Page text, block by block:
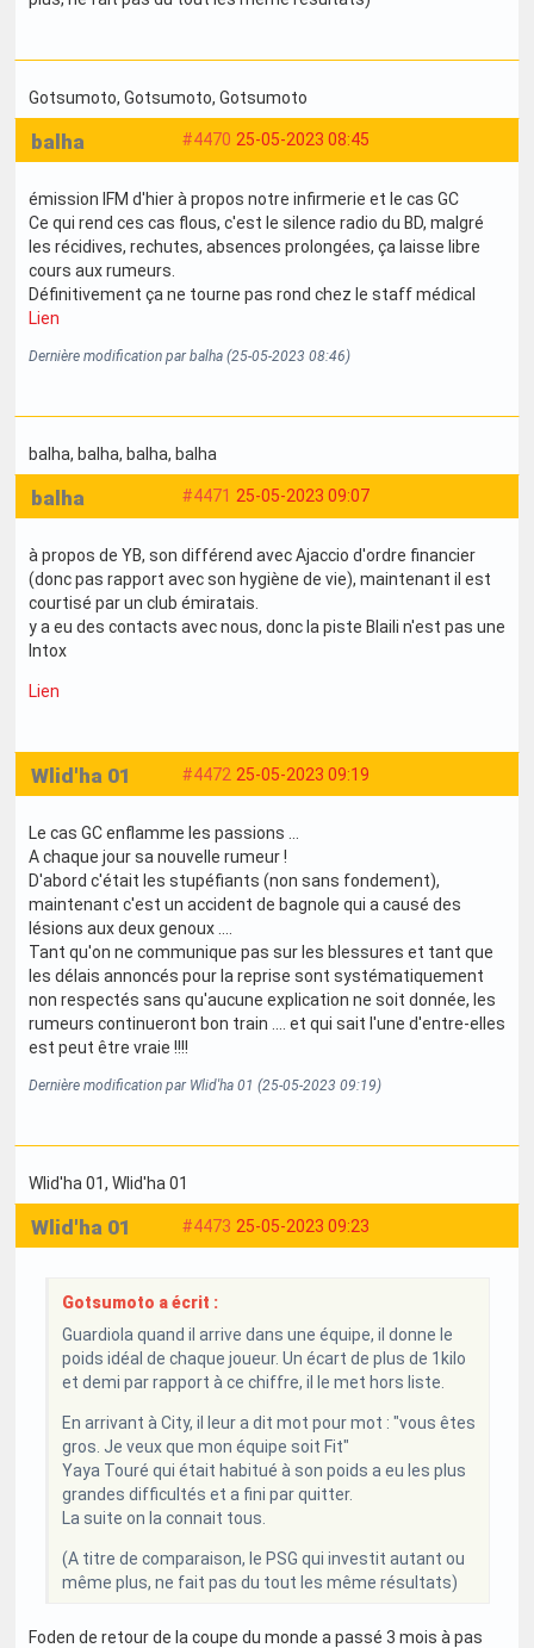
Gotsumoto, Gotsumoto, Gotsumoto
#4470 25-05-2023 08:45
balha
émission IFM d'hier à propos notre infirmerie et le cas GC
Ce qui rend ces cas flous, c'est le silence radio du BD, malgré
les récidives, rechutes, absences prolongées, ça laisse libre
cours aux rumeurs.
Définitivement ça ne tourne pas rond chez le staff médical
Lien
Dernière modification par balha (25-05-2023 08:46)
balha, balha, balha, balha
#4471 25-05-2023 09:07
balha
à propos de YB, son différend avec Ajaccio d'ordre financier
(donc pas rapport avec son hygiène de vie), maintenant il est
courtisé par un club émiratais.
y a eu des contacts avec nous, donc la piste Blaili n'est pas une
Intox
Lien
#4472 25-05-2023 09:19
Wlid'ha 01
Le cas GC enflamme les passions ...
A chaque jour sa nouvelle rumeur !
D'abord c'était les stupéfiants (non sans fondement),
maintenant c'est un accident de bagnole qui a causé des
lésions aux deux genoux ....
Tant qu'on ne communique pas sur les blessures et tant que
les délais annoncés pour la reprise sont systématiquement
non respectés sans qu'aucune explication ne soit donnée, les
rumeurs continueront bon train .... et qui sait l'une d'entre-elles
est peut être vraie !!!!
Dernière modification par Wlid'ha 01 (25-05-2023 09:19)
Wlid'ha 01, Wlid'ha 01
#4473 25-05-2023 09:23
Wlid'ha 01
Gotsumoto a écrit :
Guardiola quand il arrive dans une équipe, il donne le
poids idéal de chaque joueur. Un écart de plus de 1kilo
et demi par rapport à ce chiffre, il le met hors liste.
En arrivant à City, il leur a dit mot pour mot : "vous êtes
gros. Je veux que mon équipe soit Fit"
Yaya Touré qui était habitué à son poids a eu les plus
grandes difficultés et a fini par quitter.
La suite on la connait tous.
(A titre de comparaison, le PSG qui investit autant ou
même plus, ne fait pas du tout les même résultats)
Foden de retour de la coupe du monde a passé 3 mois à pas